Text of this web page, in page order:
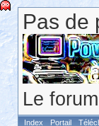
Pas de
Le
Index Portail